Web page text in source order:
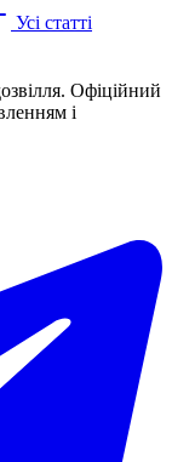
Усі статті
Офіційний
і